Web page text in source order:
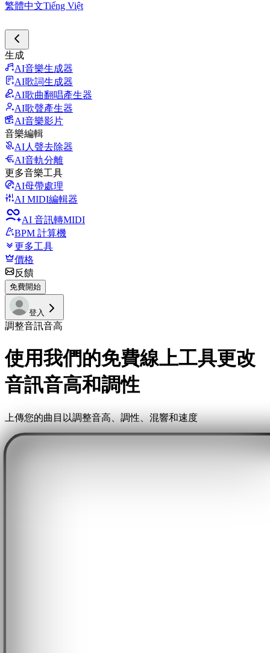
繁體中文Tiếng Việt
生成
AI音樂生成器
AI歌詞生成器
AI歌曲翻唱產生器
AI歌聲產生器
AI音樂影片
音樂編輯
AI人聲去除器
AI音軌分離
更多音樂工具
AI母帶處理
AI MIDI編輯器
AI 音訊轉MIDI
BPM 計算機
更多工具
價格
反饋
免費開始
登入
調整音訊音高
使用我們的免費線上工具更改
音訊音高和調性
上傳您的曲目以調整音高、調性、混響和速度